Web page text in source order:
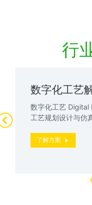
行
数字化工艺
数字化工艺 Digital
工艺规划设计与仿
了解方案